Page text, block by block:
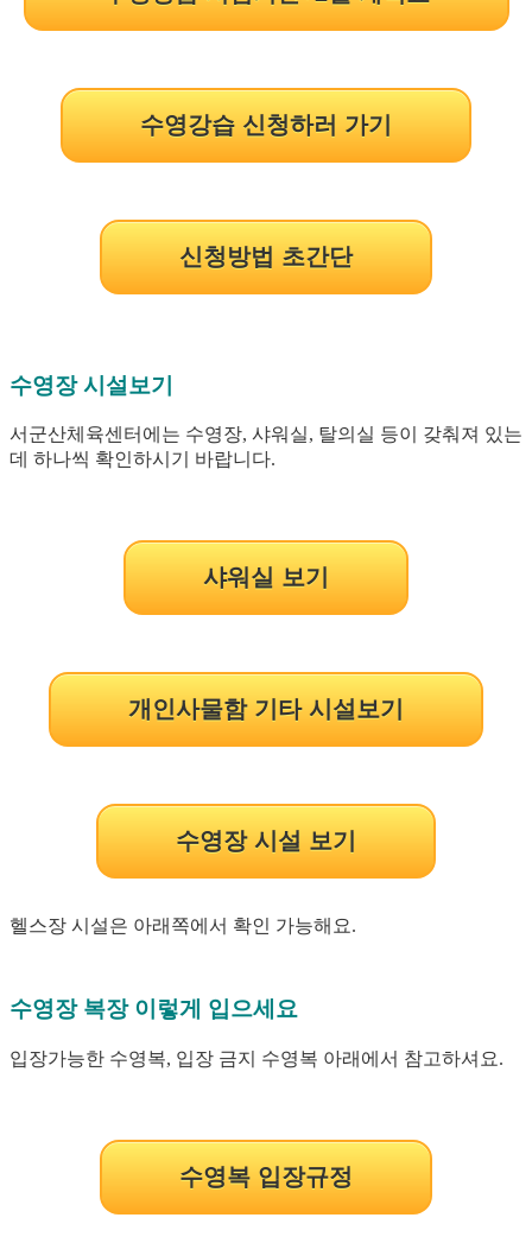
수영강습 신청하러 가기
신청방법 초간단
수영장 시설보기
서군산체육센터에는 수영장, 샤워실, 탈의실 등이 갖춰져 있는
데 하나씩 확인하시기 바랍니다.
샤워실 보기
개인사물함 기타 시설보기
수영장 시설 보기
헬스장 시설은 아래쪽에서 확인 가능해요.
수영장 복장 이렇게 입으세요
입장가능한 수영복, 입장 금지 수영복 아래에서 참고하셔요.
수영복 입장규정